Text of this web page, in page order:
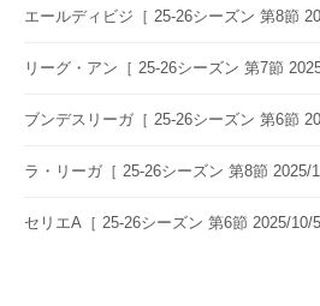
エールディビジ［ 25-26シーズン 第8節
リーグ・アン［ 25-26シーズン 第7節
ブンデスリーガ［ 25-26シーズン 第6節
ラ・リーガ［ 25-26シーズン 第8節 2025/
セリエA［ 25-26シーズン 第6節 2025/10/